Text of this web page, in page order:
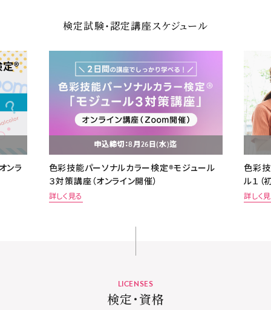
検定試験・認定講座スケジュール
ンラ
申込締切：8月26日(水)迄
色彩技能パーソナルカラー検定®モジュール
３対策講座（オンライン開催）
詳しく見る
色彩
ル１（
詳しく
LICENSES
検定・資格